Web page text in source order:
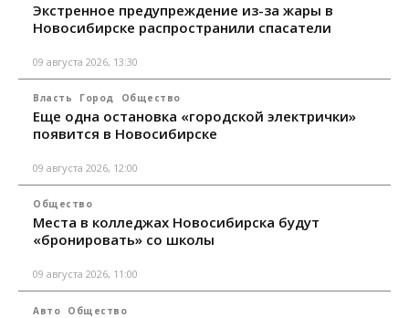
Экстренное предупреждение из-за жары в
Новосибирске распространили спасатели
09 августа 2026, 13:30
Власть Город Общество
Еще одна остановка «городской электрички»
появится в Новосибирске
09 августа 2026, 12:00
Общество
Места в колледжах Новосибирска будут
«бронировать» со школы
09 августа 2026, 11:00
Авто Общество